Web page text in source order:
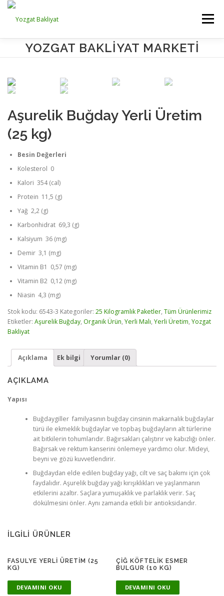
İçeriğe
Menü
☺ HESABINIZ
YOZGAT BAKLIYAT MARKETI
Aşurelik Buğday Yerli Üretim
(25 kg)
Besin Değerleri
Kolesterol 0
Kalori 354 (cal)
Protein 11,5 (g)
Yağ 2,2 (g)
Karbonhidrat 69,3 (g)
Kalsiyum 36 (mg)
Demir 3,1 (mg)
Vitamin B1 0,57 (mg)
Vitamin B2 0,12 (mg)
Niasin 4,3 (mg)
Stok kodu: 6543-3 Kategoriler: 25 Kilogramlık Paketler, Tüm Ürünlerimiz
Etiketler: Aşurelik Buğday, Organik Ürün, Yerli Malı, Yerli Üretim, Yozgat
Bakliyat
Açıklama Ek bilgi Yorumlar (0)
AÇIKLAMA
Yapısı
Buğdaygiller familyasının buğday cinsinin makarnalık buğdaylar
türü ile ekmeklik buğdaylar ve topbaş buğdayların alt türlerine
ait bitkilerin tohumlarıdır. Bağırsakları çalıştırır ve kabızlığı önler.
Bağırsak ve rektum kanserini önlemeye yardımcı olur. Mideyi,
beyni ve gözü kuvvetlendirir.
Buğdaydan elde edilen buğday yağı, cilt ve saç bakımı için çok
faydalıdır. Aşurelik buğday yağı kırışıklıkları ve yaşlanmanın
etkilerini azaltır. Saçlara yumuşaklık ve parlaklık verir. Saç
dökülmesini önler. Aynı zamanda etkili bir antioksidandır.
İLGILI ÜRÜNLER
FASULYE YERLI ÜRETIM (25
KG)
DEVAMINI OKU
ÇIĞ KÖFTELIK ESMER
BULGUR (10 KG)
DEVAMINI OKU